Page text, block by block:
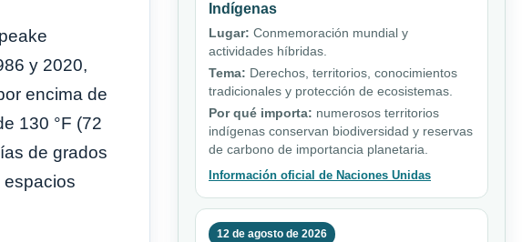
y 2020,
encima de
130 °F (72
de grados
espacios
Indígenas
Lugar: Conmemoración mundial y
actividades híbridas.
Tema: Derechos, territorios, conocimientos
tradicionales y protección de ecosistemas.
Por qué importa: numerosos territorios
indígenas conservan biodiversidad y reservas
de carbono de importancia planetaria.
Información oficial de Naciones Unidas
12 de agosto de 2026